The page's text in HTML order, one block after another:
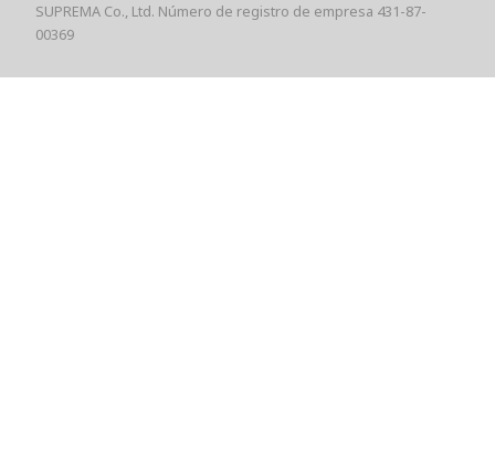
SUPREMA Co., Ltd. Número de registro de empresa 431-87-
00369